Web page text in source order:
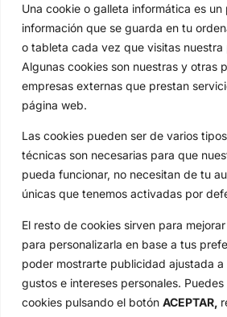
Una cookie o galleta informática es
información que se guarda en tu
o tableta cada vez que visitas nuestra
Algunas cookies son nuestras y otras
empresas externas que prestan
página web.
Las cookies pueden ser de varios
técnicas son necesarias para que
pueda funcionar, no necesitan de tu
únicas que tenemos activadas por
El resto de cookies sirven para
para personalizarla en base a tus
poder mostrarte publicidad ajustada a
gustos e intereses personales.
cookies pulsando el botón ACEPTAR,
Amateurs
Circuitos
Especiales
De
Compañía
Aviso Legal
Política de Privacidad
Política de Cookies
Publicidad
Newsletters
Copyright © 2025 OpenGolf | Diseño